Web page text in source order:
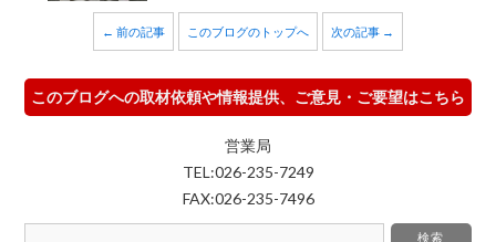
← 前の記事 このブログのトップへ 次の記事 →
このブログへの取材依頼や情報提供、ご意見・ご要望はこちら
営業局
TEL:026-235-7249
FAX:026-235-7496